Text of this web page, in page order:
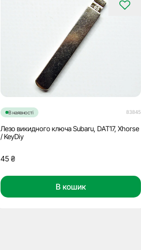
В наявності 83845
Лезо викидного ключа Subaru, DAT17, Xhorse
/ KeyDiy
45 ₴
В кошик